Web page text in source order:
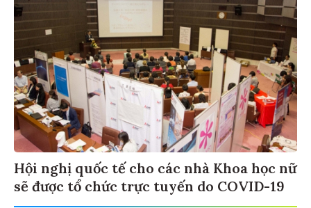
Hội nghị quốc tế cho các nhà Khoa học nữ
sẽ được tổ chức trực tuyến do COVID-19